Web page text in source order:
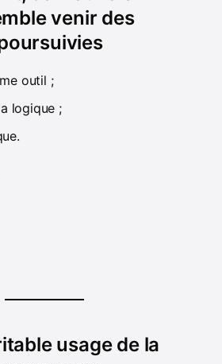
venir des
outil ;
logique ;
usage de la